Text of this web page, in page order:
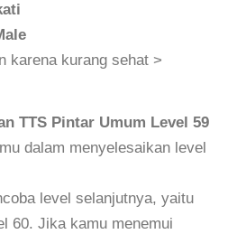
karena kurang sehat >
TTS Pintar Umum Level 59
dalam menyelesaikan level
level selanjutnya, yaitu
60. Jika kamu menemui